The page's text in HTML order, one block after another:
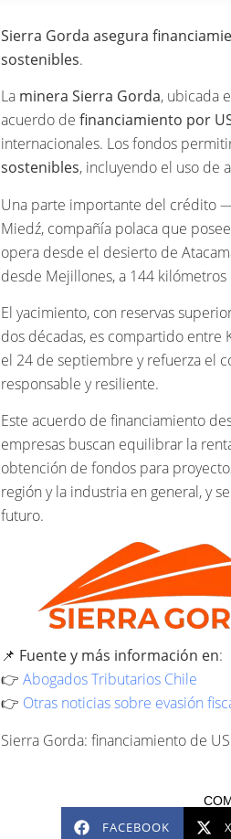
Sierra Gorda asegura
sostenibles.
La minera Sierra Gorda, ubicada
acuerdo de financiamiento por
internacionales. Los fondos
sostenibles, incluyendo el uso de
Una parte importante del crédito
Miedź, compañía polaca que
opera desde el desierto de
desde Mejillones, a 144 kilómetros
El yacimiento, con reservas
dos décadas, es compartido entre
el 24 de septiembre y refuerza el
responsable y resiliente.
Este acuerdo de financiamiento
empresas buscan equilibrar la
obtención de fondos para
región y la industria en general, y
futuro.
📌 Fuente y más información en:
👉 Abogados Tributarios Chile
👉 Otras noticias sobre evasión
Sierra Gorda: financiamiento de
FACEBOOK X